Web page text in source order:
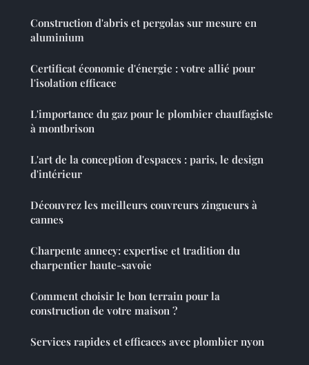
Construction d'abris et pergolas sur mesure en
aluminium
Certificat économie d'énergie : votre allié pour
l'isolation efficace
L'importance du gaz pour le plombier chauffagiste
à montbrison
L'art de la conception d'espaces : paris, le design
d'intérieur
Découvrez les meilleurs couvreurs zingueurs à
cannes
Charpente annecy: expertise et tradition du
charpentier haute-savoie
Comment choisir le bon terrain pour la
construction de votre maison ?
Services rapides et efficaces avec plombier nyon